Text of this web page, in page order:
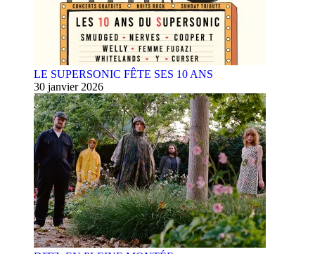
LE SUPERSONIC FÊTE SES 10 ANS
30 janvier 2026